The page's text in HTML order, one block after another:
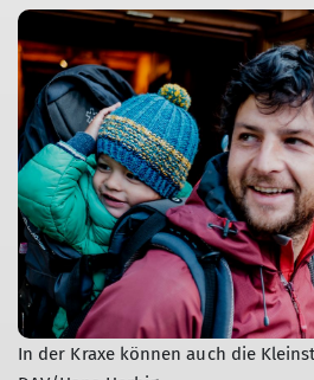
In der Kraxe können auch die